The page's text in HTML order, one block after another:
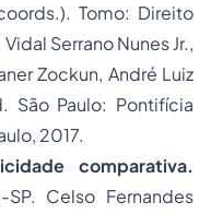
Tomo: Direito
Serrano Nunes Jr.,
Zockun, André Luiz
São Paulo: Pontifícia
2017.
comparativa.
Celso Fernandes